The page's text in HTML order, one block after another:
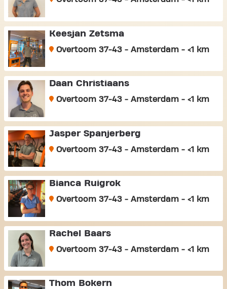
Keesjan Zetsma
Overtoom 37-43 - Amsterdam - <1 km
Daan Christiaans
Overtoom 37-43 - Amsterdam - <1 km
Jasper Spanjerberg
Overtoom 37-43 - Amsterdam - <1 km
Bianca Ruigrok
Overtoom 37-43 - Amsterdam - <1 km
Rachel Baars
Overtoom 37-43 - Amsterdam - <1 km
Thom Bokern